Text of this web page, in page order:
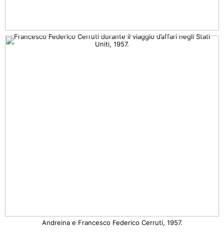
Francesco Federico Cerruti durante il viaggio d’affari negli Stati
Uniti, 1957.
Andreina e Francesco Federico Cerruti, 1957.